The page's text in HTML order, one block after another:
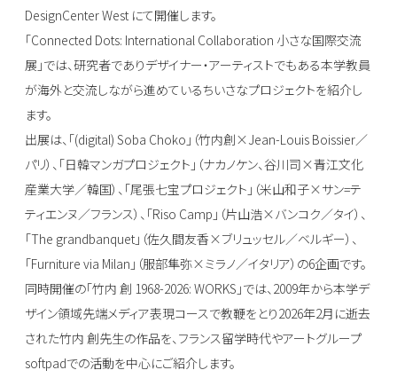
DesignCenter West にて開催します。
「Connected Dots: International Collaboration 小さな国際交流
展」では、研究者でありデザイナー・アーティストでもある本学教員
が海外と交流しながら進めているちいさなプロジェクトを紹介し
ます。
出展は、「(digital) Soba Choko」（竹内創×Jean-Louis Boissier／
パリ）、「日韓マンガプロジェクト」（ナカノケン、谷川司×青江文化
産業大学／韓国）、「尾張七宝プロジェクト」（米山和子×サン=テ
ティエンヌ／フランス）、「Riso Camp」（片山浩×バンコク／タイ）、
「The grandbanquet」（佐久間友香×ブリュッセル／ベルギー）、
「Furniture via Milan」（服部隼弥×ミラノ／イタリア）の6企画です。
同時開催の「竹内 創 1968-2026: WORKS」では、2009年から本学デ
ザイン領域先端メディア表現コースで教鞭をとり2026年2月に逝去
された竹内 創先生の作品を、フランス留学時代やアートグループ
softpadでの活動を中心にご紹介します。